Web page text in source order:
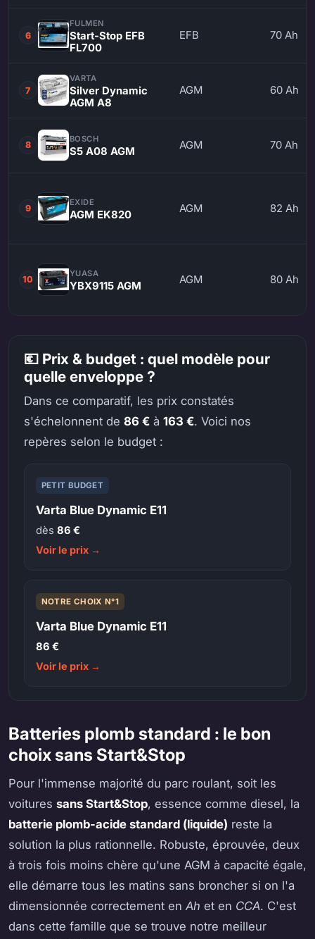
6
FULMEN
Start-Stop EFB
FL700
EFB 70 Ah
7
VARTA
Silver Dynamic
AGM A8
AGM 60 Ah
8
BOSCH
S5 A08 AGM AGM 70 Ah
9
EXIDE
AGM EK820 AGM 82 Ah
10
YUASA
YBX9115 AGM AGM 80 Ah
💶 Prix & budget : quel modèle pour
quelle enveloppe ?
Dans ce comparatif, les prix constatés
s'échelonnent de 86 €à 163 €. Voici nos
repères selon le budget :
PETIT BUDGET
Varta Blue Dynamic E11
dès 86 €
Voir le prix →
NOTRE CHOIX N°1
Varta Blue Dynamic E11
86 €
Voir le prix →
Batteries plomb standard : le bon
choix sans Start&Stop
Pour l'immense majorité du parc roulant, soit les
voitures sans Start&Stop, essence comme diesel, la
batterie plomb-acide standard (liquide) reste la
solution la plus rationnelle. Robuste, éprouvée, deux
à trois fois moins chère qu'une AGM à capacité égale,
elle démarre tous les matins sans broncher si on l'a
dimensionnée correctement en Ah et en CCA. C'est
dans cette famille que se trouve notre meilleur